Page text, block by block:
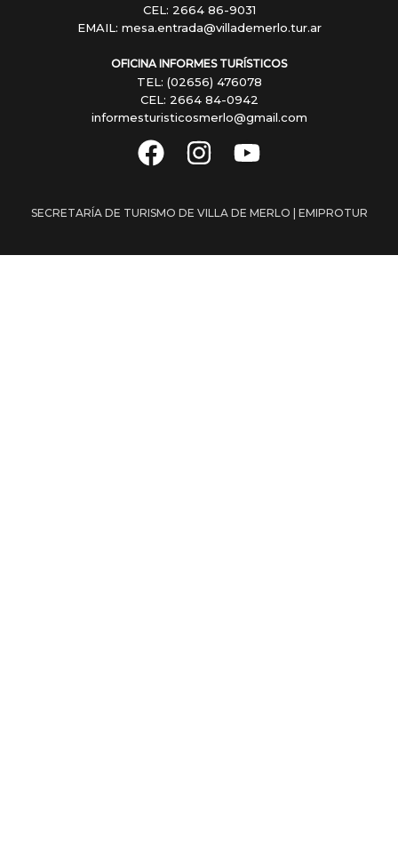
CEL: 2664 86-9031
EMAIL: mesa.entrada@villademerlo.tur.ar
OFICINA INFORMES TURÍSTICOS
TEL: (02656) 476078
CEL: 2664 84-0942
informesturisticosmerlo@gmail.com
SECRETARÍA DE TURISMO DE VILLA DE MERLO | EMIPROTUR